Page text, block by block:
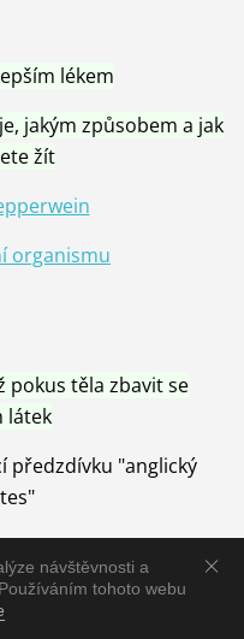
návštěvnosti a
tohoto webu
lékem
jakým způsobem a jak
žít
organismu
pokus těla zbavit se
látek
předzdívku "anglický
Přírody, neutralizací a